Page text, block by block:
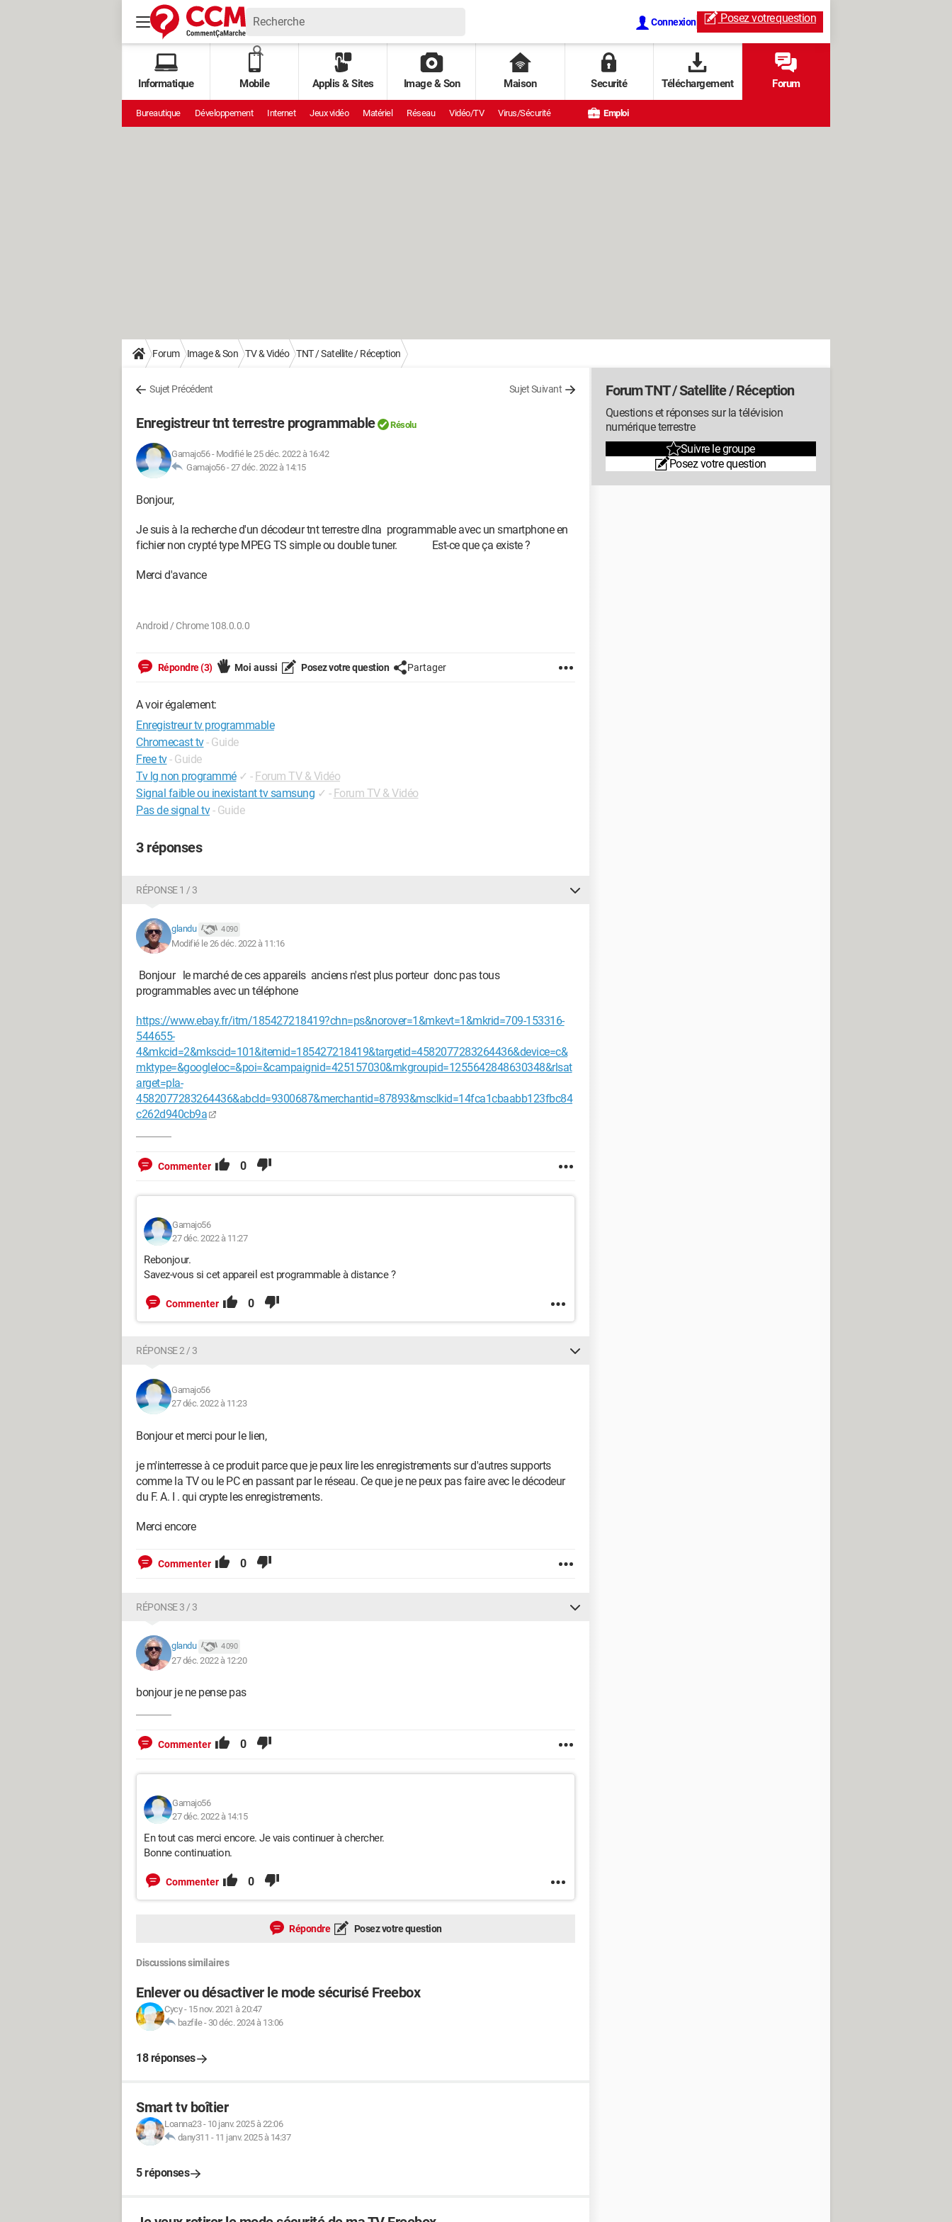
Connexion Posez votrequestion
Informatique Mobile Applis & Sites Image & Son Maison Securité Téléchargement Forum
Bureautique Développement Internet Jeux vidéo Matériel Réseau Vidéo/TV Virus/Sécurité Emploi
Forum Image & Son TV & Vidéo TNT / Satellite / Réception
Sujet Précédent Sujet Suivant
Enregistreur tnt terrestre programmable Résolu
Gamajo56- Modifié le 25 déc. 2022 à 16:42
Gamajo56 -27 déc. 2022 à 14:15
Bonjour,
Je suis à la recherche d'un décodeur tnt terrestre dlna programmable avec un smartphone en
fichier non crypté type MPEG TS simple ou double tuner. Est-ce que ça existe ?
Merci d'avance
Android / Chrome 108.0.0.0
Répondre (3) Moi aussi Posez votre question Partager
A voir également:
Enregistreur tv programmable
Chromecast tv- Guide
Free tv- Guide
Tv lg non programmé ✓ - Forum TV & Vidéo
Signal faible ou inexistant tv samsung ✓ - Forum TV & Vidéo
Pas de signal tv - Guide
3 réponses
RÉPONSE 1 / 3
glandu 4 090
Modifié le 26 déc. 2022 à 11:16
Bonjour le marché de ces appareils anciens n'est plus porteur donc pas tous
programmables avec un téléphone
https://www.ebay.fr/itm/185427218419?chn=ps&norover=1&mkevt=1&mkrid=709-153316-
544655-
4&mkcid=2&mkscid=101&itemid=185427218419&targetid=4582077283264436&device=c&
mktype=&googleloc=&poi=&campaignid=425157030&mkgroupid=1255642848630348&rlsat
arget=pla-
4582077283264436&abcId=9300687&merchantid=87893&msclkid=14fca1cbaabb123fbc84
c262d940cb9a
Commenter 0
Gamajo56
27 déc. 2022 à 11:27
Rebonjour.
Savez-vous si cet appareil est programmable à distance ?
Commenter 0
RÉPONSE 2 / 3
Gamajo56
27 déc. 2022 à 11:23
Bonjour et merci pour le lien,
je m'interresse à ce produit parce que je peux lire les enregistrements sur d'autres supports
comme la TV ou le PC en passant par le réseau. Ce que je ne peux pas faire avec le décodeur
du F. A. I . qui crypte les enregistrements.
Merci encore
Commenter 0
RÉPONSE 3 / 3
glandu 4 090
27 déc. 2022 à 12:20
bonjour je ne pense pas
Commenter 0
Gamajo56
27 déc. 2022 à 14:15
En tout cas merci encore. Je vais continuer à chercher.
Bonne continuation.
Commenter 0
Répondre Posez votre question
Discussions similaires
Enlever ou désactiver le mode sécurisé Freebox
Cycy- 15 nov. 2021 à 20:47
bazfile- 30 déc. 2024 à 13:06
18 réponses
Smart tv boîtier
Loanna23- 10 janv. 2025 à 22:06
dany311 - 11 janv. 2025 à 14:37
5 réponses
Forum TNT / Satellite / Réception
Questions et réponses sur la télévision
numérique terrestre
Suivre le groupe
Posez votre question